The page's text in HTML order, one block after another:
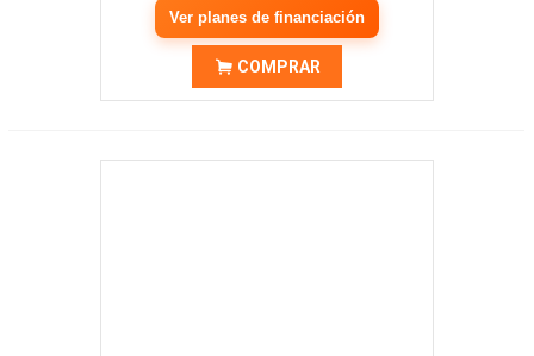
Ver planes de financiación
COMPRAR